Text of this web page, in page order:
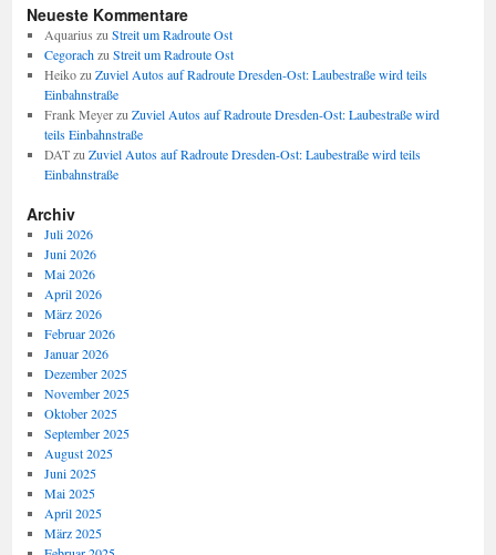
Neueste Kommentare
Aquarius zu Streit um Radroute Ost
Cegorachzu Streit um Radroute Ost
Heikozu Zuviel Autos auf Radroute Dresden-Ost: Laubestraße wird teils
Einbahnstraße
Frank Meyerzu Zuviel Autos auf Radroute Dresden-Ost: Laubestraße wird
teils Einbahnstraße
DATzu Zuviel Autos auf Radroute Dresden-Ost: Laubestraße wird teils
Einbahnstraße
Archiv
Juli 2026
Juni 2026
Mai 2026
April 2026
März 2026
Februar 2026
Januar 2026
Dezember 2025
November 2025
Oktober 2025
September 2025
August 2025
Juni 2025
Mai 2025
April 2025
März 2025